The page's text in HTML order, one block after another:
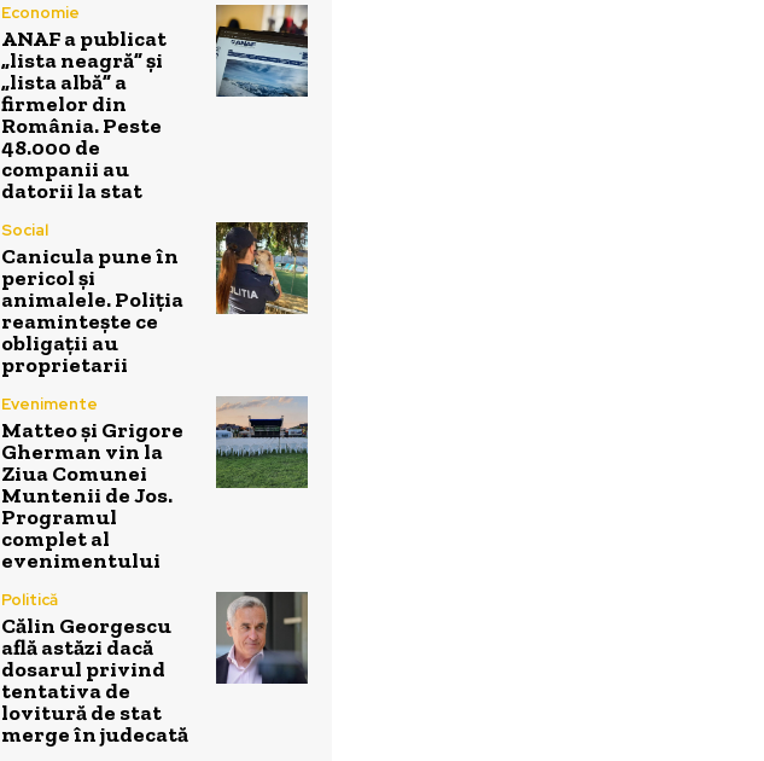
Economie
ANAF a publicat
„lista neagră” și
„lista albă” a
firmelor din
România. Peste
48.000 de
companii au
datorii la stat
Social
Canicula pune în
pericol și
animalele. Poliția
reamintește ce
obligații au
proprietarii
Evenimente
Matteo și Grigore
Gherman vin la
Ziua Comunei
Muntenii de Jos.
Programul
complet al
evenimentului
Politică
Călin Georgescu
află astăzi dacă
dosarul privind
tentativa de
lovitură de stat
merge în judecată